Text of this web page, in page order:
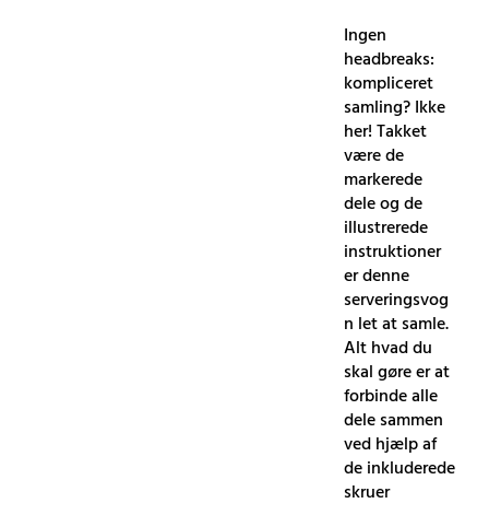
Ingen
headbreaks:
kompliceret
samling? Ikke
her! Takket
være de
markerede
dele og de
illustrerede
instruktioner
er denne
serveringsvog
n let at samle.
Alt hvad du
skal gøre er at
forbinde alle
dele sammen
ved hjælp af
de inkluderede
skruer